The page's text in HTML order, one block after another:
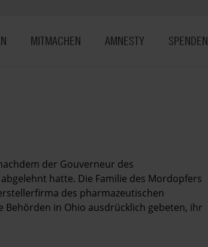
MITMACHEN AMNESTY SPENDEN
der Gouverneur des
hatte. Die Familie des Mordopfers
des pharmazeutischen
in Ohio ausdrücklich gebeten, ihr